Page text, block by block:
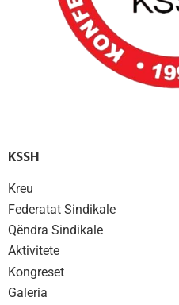
KSSH
Kreu
Federatat Sindikale
Qëndra Sindikale
Aktivitete
Kongreset
Galeria